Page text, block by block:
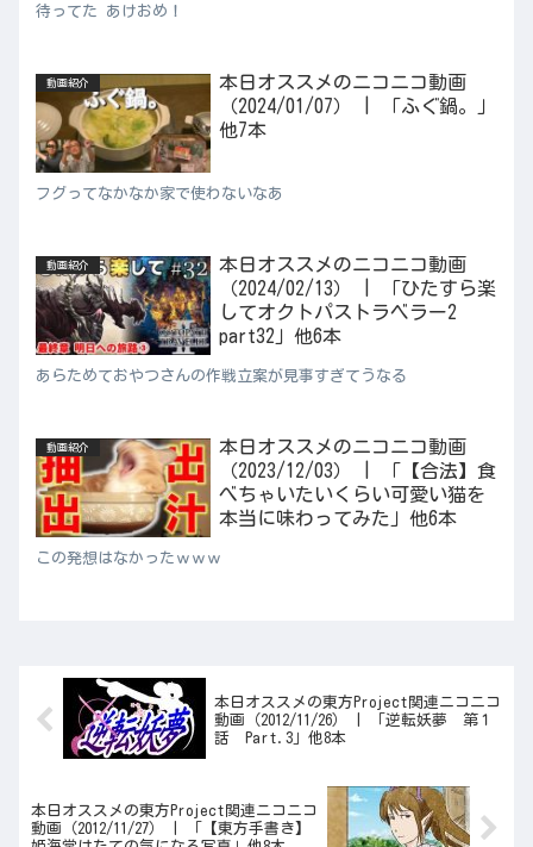
待ってた あけおめ！
動画紹介
本日オススメのニコニコ動画
（2024/01/07） | 「ふぐ鍋。」
他7本
フグってなかなか家で使わないなあ
動画紹介
本日オススメのニコニコ動画
（2024/02/13） | 「ひたすら楽
してオクトパストラベラー2
part32」他6本
あらためておやつさんの作戦立案が見事すぎてうなる
動画紹介
本日オススメのニコニコ動画
（2023/12/03） | 「【合法】食
べちゃいたいくらい可愛い猫を
本当に味わってみた」他6本
この発想はなかったｗｗｗ
本日オススメの東方Project関連ニコニコ
動画（2012/11/26） | 「逆転妖夢 第１
話 Part.3」他8本
本日オススメの東方Project関連ニコニコ
動画（2012/11/27） | 「【東方手書き】